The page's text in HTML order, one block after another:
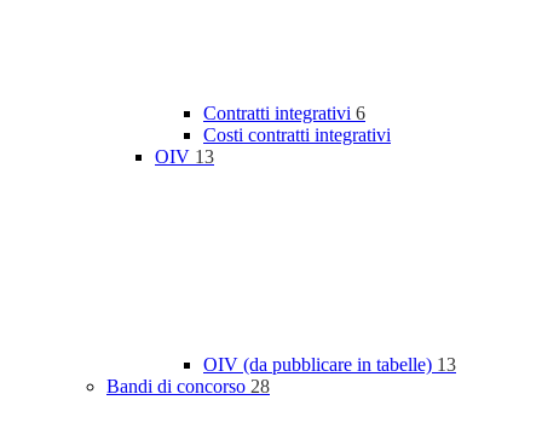
Contratti integrativi 6
Costi contratti integrativi
OIV 13
OIV (da pubblicare in tabelle) 13
Bandi di concorso 28